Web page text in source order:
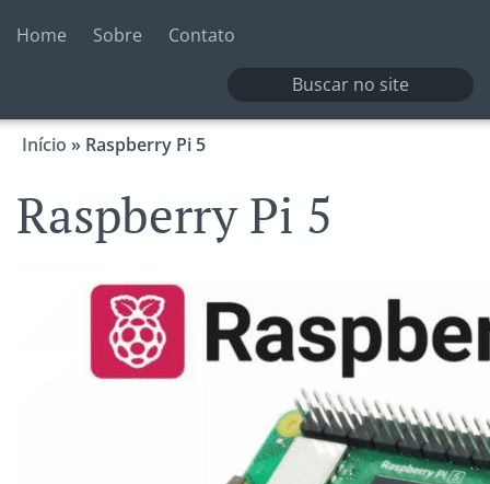
Home Sobre Contato
Início » Raspberry Pi 5
Raspberry Pi 5